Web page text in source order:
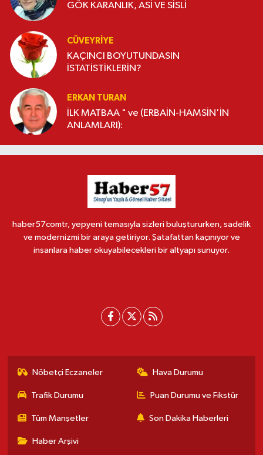
GÖK KARANLIK, ASİ VE SİSLİ
CÜVEYRIYE
KAÇINCI BOYUTUNDASIN
İSTATİSTİKLERİN?
ERKAN TURAN
İLK MATBAA " ve (ERBAİN-HAMSİN'İN
ANLAMLARI):
haber57comtr, yepyeni temasıyla sizleri buluştururken, sadelik
ve modernizmi bir araya getiriyor. Şatafattan kaçınıyor ve
insanlara haber okuyabilecekleri bir altyapı sunuyor.
Nöbetçi Eczaneler Hava Durumu
Trafik Durumu Puan Durumu ve Fikstür
Tüm Manşetler Son Dakika Haberleri
Haber Arşivi